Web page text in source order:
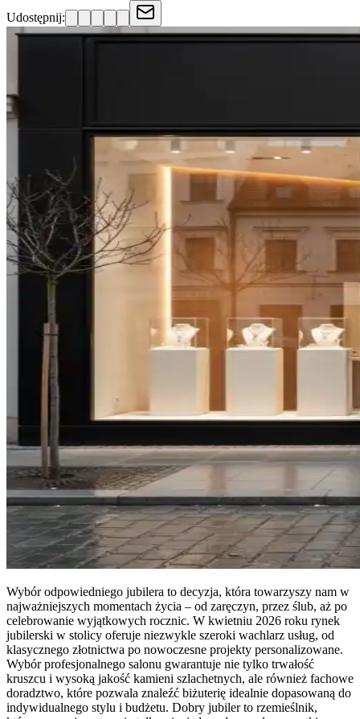
Udostępnij:
Wybór odpowiedniego jubilera to decyzja, która towarzyszy nam w
najważniejszych momentach życia – od zaręczyn, przez ślub, aż po
celebrowanie wyjątkowych rocznic. W kwietniu 2026 roku rynek
jubilerski w stolicy oferuje niezwykle szeroki wachlarz usług, od
klasycznego złotnictwa po nowoczesne projekty personalizowane.
Wybór profesjonalnego salonu gwarantuje nie tylko trwałość
kruszcu i wysoką jakość kamieni szlachetnych, ale również fachowe
doradztwo, które pozwala znaleźć biżuterię idealnie dopasowaną do
indywidualnego stylu i budżetu. Dobry jubiler to rzemieślnik,